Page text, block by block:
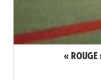
« ROUGE